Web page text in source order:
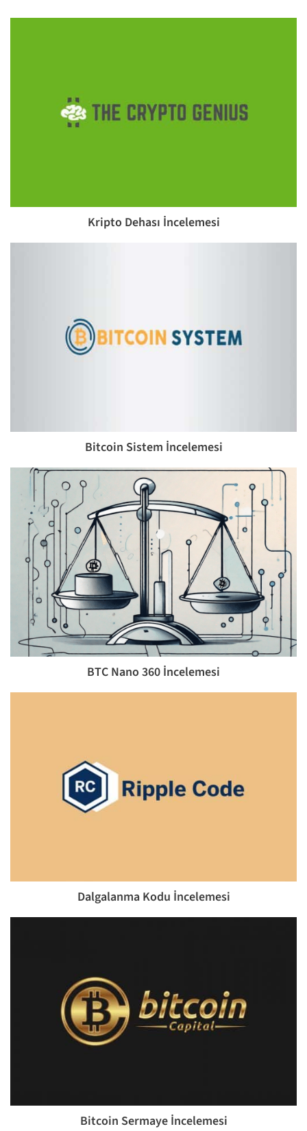
Kripto Dehası İncelemesi
Bitcoin Sistem İncelemesi
BTC Nano 360 İncelemesi
Dalgalanma Kodu İncelemesi
Bitcoin Sermaye İncelemesi